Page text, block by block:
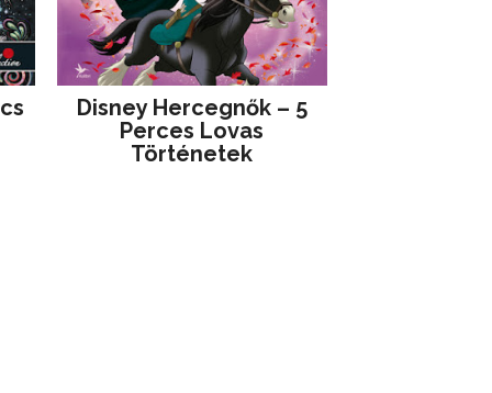
Disney ​Hercegnők – 5
Perces Lovas
Történetek